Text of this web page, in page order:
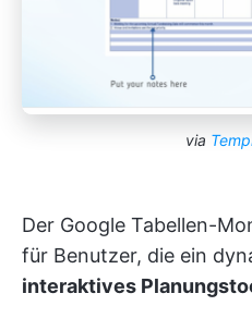
via
Der Google Tabellen-
für Benutzer, die ein
interaktives